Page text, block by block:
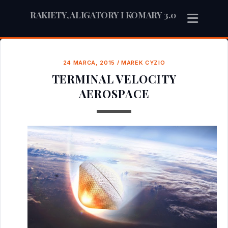
RAKIETY, ALIGATORY I KOMARY 3.0
24 MARCA, 2015 / MAREK CYZIO
TERMINAL VELOCITY
AEROSPACE